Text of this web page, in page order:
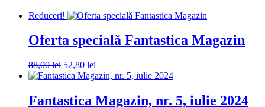
Reduceri!
Oferta specială Fantastica Magazin
88,00lei Prețul
inițial
fost:
52,80 lei
curent
52,80 lei.
Fantastica Magazin, nr. 5, iulie 2024